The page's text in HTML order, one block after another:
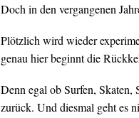
Doch in den vergangenen
Plötzlich wird wieder
genau hier beginnt die
Denn egal ob Surfen,
zurück. Und diesmal geht es